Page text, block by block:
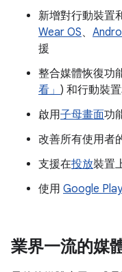
新增對行動裝置
Wear OS、
援
整合媒體恢復功
看」 ) 和行動裝
啟用子母畫面功
改善所有使用者
支援在投放裝置
使用 Google
業界一流的媒